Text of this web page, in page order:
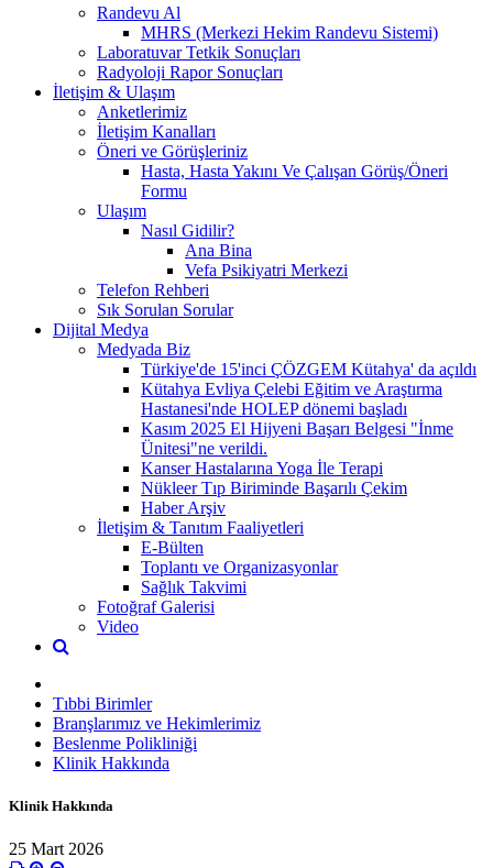
Randevu Al
MHRS (Merkezi Hekim Randevu Sistemi)
Laboratuvar Tetkik Sonuçları
Radyoloji Rapor Sonuçları
İletişim & Ulaşım
Anketlerimiz
İletişim Kanalları
Öneri ve Görüşleriniz
Hasta, Hasta Yakını Ve Çalışan Görüş/Öneri
Formu
Ulaşım
Nasıl Gidilir?
Ana Bina
Vefa Psikiyatri Merkezi
Telefon Rehberi
Sık Sorulan Sorular
Dijital Medya
Medyada Biz
Türkiye'de 15'inci ÇÖZGEM Kütahya' da açıldı
Kütahya Evliya Çelebi Eğitim ve Araştırma
Hastanesi'nde HOLEP dönemi başladı
Kasım 2025 El Hijyeni Başarı Belgesi "İnme
Ünitesi"ne verildi.
Kanser Hastalarına Yoga İle Terapi
Nükleer Tıp Biriminde Başarılı Çekim
Haber Arşiv
İletişim & Tanıtım Faaliyetleri
E-Bülten
Toplantı ve Organizasyonlar
Sağlık Takvimi
Fotoğraf Galerisi
Video
Tıbbi Birimler
Branşlarımız ve Hekimlerimiz
Beslenme Polikliniği
Klinik Hakkında
Klinik Hakkında
25 Mart 2026